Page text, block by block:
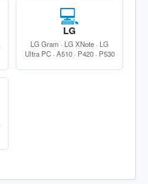
💻
LG
LG Gram · LG XNote · LG
Ultra PC · A510 · P420 · P530